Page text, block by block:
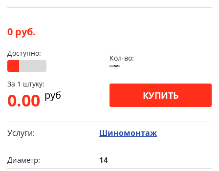
0 руб.
Доступно:
Кол-во:
За 1 штуку:
0.00 pуб КУПИТЬ
Услуги: Шиномонтаж
Диаметр:
14